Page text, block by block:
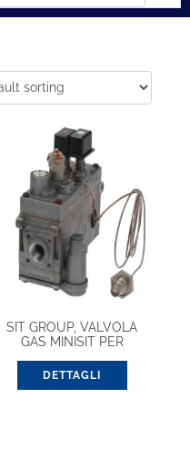
SIT GROUP, VALVOLA
GAS MINISIT PER
DETTAGLI